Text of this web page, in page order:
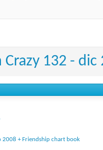
Crazy 132 - dic
2008 + Friendship chart book